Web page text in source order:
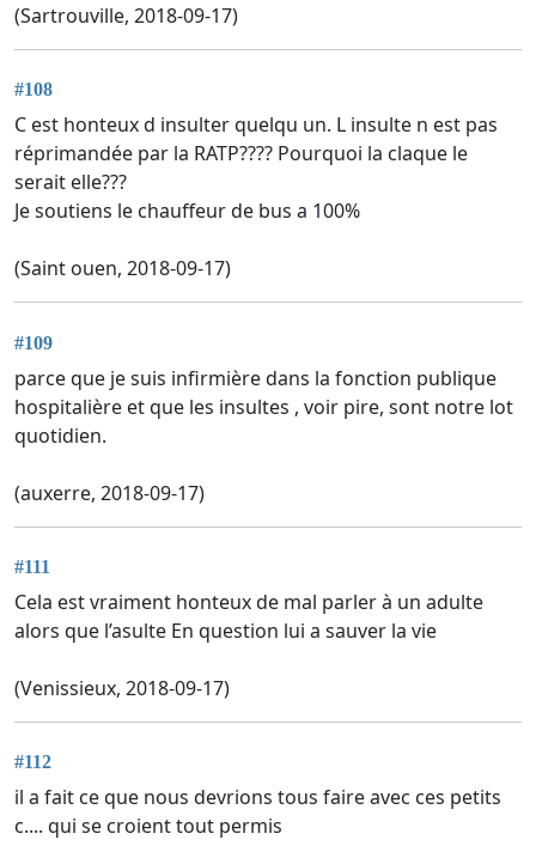
(Sartrouville, 2018-09-17)
#108
C est honteux d insulter quelqu un. L insulte n est pas
réprimandée par la RATP???? Pourquoi la claque le
serait elle???
Je soutiens le chauffeur de bus a 100%
(Saint ouen, 2018-09-17)
#109
parce que je suis infirmière dans la fonction publique
hospitalière et que les insultes , voir pire, sont notre lot
quotidien.
(auxerre, 2018-09-17)
#111
Cela est vraiment honteux de mal parler à un adulte
alors que l’asulte En question lui a sauver la vie
(Venissieux, 2018-09-17)
#112
il a fait ce que nous devrions tous faire avec ces petits
c.... qui se croient tout permis